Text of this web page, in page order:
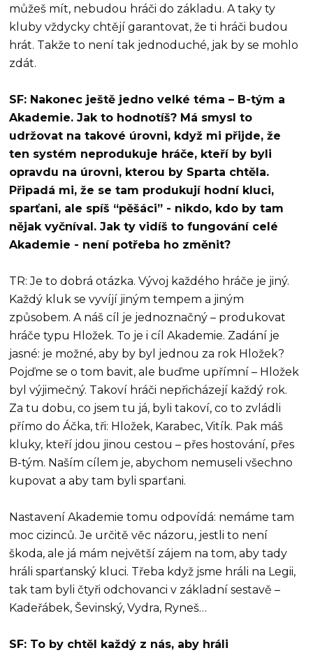
můžeš mít, nebudou hráči do základu. A taky ty
kluby vždycky chtějí garantovat, že ti hráči budou
hrát. Takže to není tak jednoduché, jak by se mohlo
zdát.
SF: Nakonec ještě jedno velké téma – B-tým a
Akademie. Jak to hodnotíš? Má smysl to
udržovat na takové úrovni, když mi přijde, že
ten systém neprodukuje hráče, kteří by byli
opravdu na úrovni, kterou by Sparta chtěla.
Připadá mi, že se tam produkují hodní kluci,
sparťani, ale spíš “pěšáci” - nikdo, kdo by tam
nějak vyčníval. Jak ty vidíš to fungování celé
Akademie - není potřeba ho změnit?
TR: Je to dobrá otázka. Vývoj každého hráče je jiný.
Každý kluk se vyvíjí jiným tempem a jiným
způsobem. A náš cíl je jednoznačný – produkovat
hráče typu Hložek. To je i cíl Akademie. Zadání je
jasné: je možné, aby by byl jednou za rok Hložek?
Pojďme se o tom bavit, ale buďme upřímní – Hložek
byl výjimečný. Takoví hráči nepřicházejí každý rok.
Za tu dobu, co jsem tu já, byli takoví, co to zvládli
přímo do Áčka, tři: Hložek, Karabec, Vitík. Pak máš
kluky, kteří jdou jinou cestou – přes hostování, přes
B-tým. Naším cílem je, abychom nemuseli všechno
kupovat a aby tam byli sparťani.
Nastavení Akademie tomu odpovídá: nemáme tam
moc cizinců. Je určitě věc názoru, jestli to není
škoda, ale já mám největší zájem na tom, aby tady
hráli sparťanský kluci. Třeba když jsme hráli na Legii,
tak tam byli čtyři odchovanci v základní sestavě –
Kadeřábek, Ševinský, Vydra, Ryneš…
SF: To by chtěl každý z nás, aby hráli